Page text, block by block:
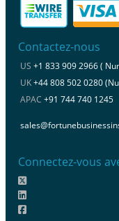
Contactez-nous
US +1 833 909 2966 (
UK+44 808 502 0280
APAC +91 744 740 1245
Connectez-vous